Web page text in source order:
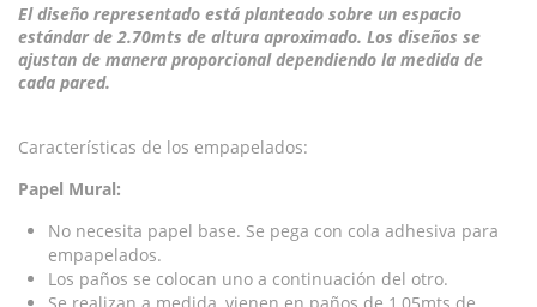
El diseño representado está planteado sobre un espacio
estándar de 2.70mts de altura aproximado. Los diseños se
ajustan de manera proporcional dependiendo la medida de
cada pared.
Características de los empapelados:
Papel Mural:
No necesita papel base. Se pega con cola adhesiva para
empapelados.
Los paños se colocan uno a continuación del otro.
Se realizan a medida, vienen en paños de 1,05mts de